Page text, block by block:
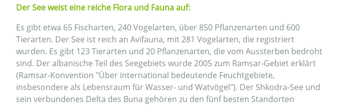
Der See weist eine reiche Flora und Fauna auf:
Es gibt etwa 65 Fischarten, 240 Vogelarten, über 850 Pflanzenarten und 600
Tierarten. Der See ist reich an Avifauna, mit 281 Vogelarten, die registriert
wurden. Es gibt 123 Tierarten und 20 Pflanzenarten, die vom Aussterben bedroht
sind. Der albanische Teil des Seegebiets wurde 2005 zum Ramsar-Gebiet erklärt
(Ramsar-Konvention "Über international bedeutende Feuchtgebiete,
insbesondere als Lebensraum für Wasser- und Watvögel"). Der Shkodra-See und
sein verbundenes Delta des Buna gehören zu den fünf besten Standorten